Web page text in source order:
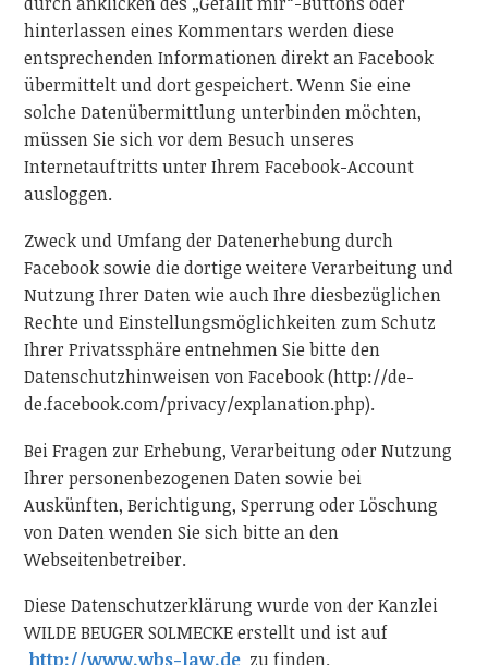
hinterlassen eines Kommentars werden diese
entsprechenden Informationen direkt an Facebook
übermittelt und dort gespeichert. Wenn Sie eine
solche Datenübermittlung unterbinden möchten,
müssen Sie sich vor dem Besuch unseres
Internetauftritts unter Ihrem Facebook-Account
ausloggen.
Zweck und Umfang der Datenerhebung durch
Facebook sowie die dortige weitere Verarbeitung und
Nutzung Ihrer Daten wie auch Ihre diesbezüglichen
Rechte und Einstellungsmöglichkeiten zum Schutz
Ihrer Privatssphäre entnehmen Sie bitte den
Datenschutzhinweisen von Facebook (http://de-
de.facebook.com/privacy/explanation.php).
Bei Fragen zur Erhebung, Verarbeitung oder Nutzung
Ihrer personenbezogenen Daten sowie bei
Auskünften, Berichtigung, Sperrung oder Löschung
von Daten wenden Sie sich bitte an den
Webseitenbetreiber.
Diese Datenschutzerklärung wurde von der Kanzlei
WILDE BEUGER SOLMECKE erstellt und ist auf
http://www.wbs-law.de zu finden.